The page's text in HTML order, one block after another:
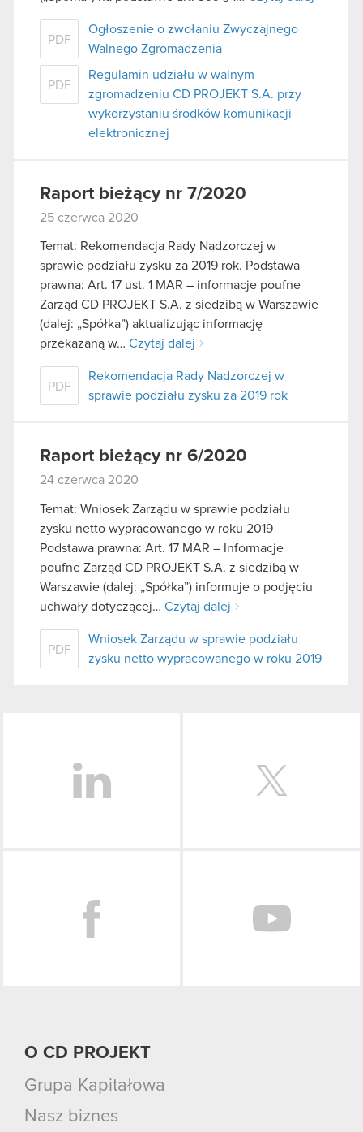
PDF
Ogłoszenie o zwołaniu Zwyczajnego
Walnego Zgromadzenia
PDF
Regulamin udziału w walnym
zgromadzeniu CD PROJEKT S.A. przy
wykorzystaniu środków komunikacji
elektronicznej
Raport bieżący nr 7/2020
25 czerwca 2020
Temat: Rekomendacja Rady Nadzorczej w
sprawie podziału zysku za 2019 rok. Podstawa
prawna: Art. 17 ust. 1 MAR – informacje poufne
Zarząd CD PROJEKT S.A. z siedzibą w Warszawie
(dalej: „Spółka”) aktualizując informację
przekazaną w… Czytaj dalej
PDF
Rekomendacja Rady Nadzorczej w
sprawie podziału zysku za 2019 rok
Raport bieżący nr 6/2020
24 czerwca 2020
Temat: Wniosek Zarządu w sprawie podziału
zysku netto wypracowanego w roku 2019
Podstawa prawna: Art. 17 MAR – Informacje
poufne Zarząd CD PROJEKT S.A. z siedzibą w
Warszawie (dalej: „Spółka”) informuje o podjęciu
uchwały dotyczącej… Czytaj dalej
PDF
Wniosek Zarządu w sprawie podziału
zysku netto wypracowanego w roku 2019
O CD PROJEKT
Grupa Kapitałowa
Nasz biznes